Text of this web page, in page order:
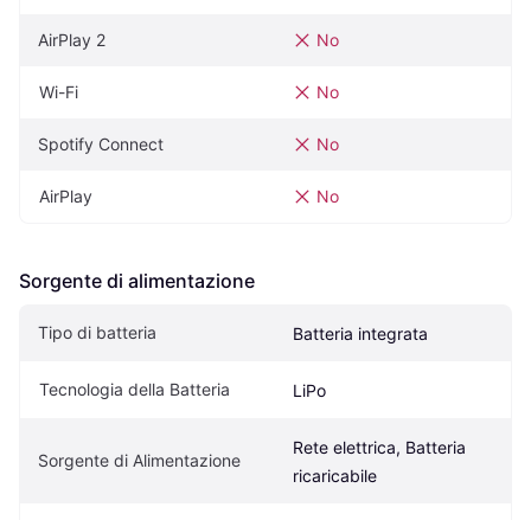
AirPlay 2 No
Wi-Fi No
Spotify Connect No
AirPlay No
Sorgente di alimentazione
Tipo di batteria Batteria integrata
Tecnologia della Batteria LiPo
Sorgente di Alimentazione
Rete elettrica, Batteria
ricaricabile